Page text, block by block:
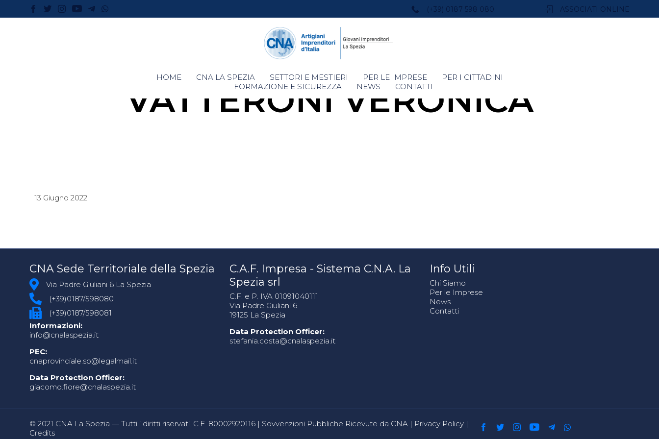
(+39) 0187 598 080 ASSOCIATI ONLINE
Skip
to
HOME CNA LA SPEZIA SETTORI E MESTIERI PER LE IMPRESE
PER I CITTADINI
FORMAZIONE E SICUREZZA
NEWS CONTATTI
VATTERONI VERONICA
13 Giugno 2022
CNA Sede Territoriale della Spezia
Via Padre Giuliani 6 La Spezia
(+39)0187/598080
(+39)0187/598081
Informazioni:
info@cnalaspezia.it
PEC:
cnaprovinciale.sp@legalmail.it
Data Protection Officer:
giacomo.fiore@cnalaspezia.it
C.A.F. Impresa - Sistema C.N.A. La
Spezia srl
C.F. e P. IVA 01091040111
Via Padre Giuliani 6
19125 La Spezia
Data Protection Officer:
stefania.costa@cnalaspezia.it
Info Utili
Chi Siamo
Per le Imprese
News
Contatti
© 2021 CNA La Spezia — Tutti i diritti riservati. C.F. 80002920116 | Sovvenzioni Pubbliche Ricevute da CNA | Privacy Policy |
Credits